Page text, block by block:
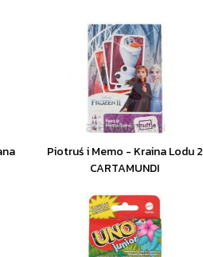
Piotruś i Memo - Kraina Lodu 2
CARTAMUNDI